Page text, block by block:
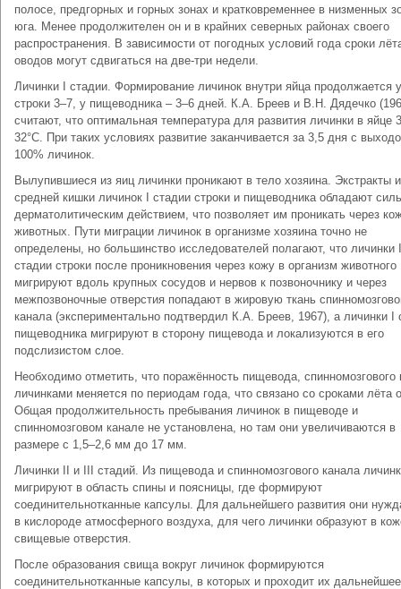
полосе, предгорных и горных зонах и кратковременнее в низменных
юга. Менее продолжителен он и в крайних северных районах своего
распространения. В зависимости от погодных условий года сроки
оводов могут сдвигаться на две-три недели.
Личинки I стадии. Формирование личинок внутри яйца продолжается у
строки 3–7, у пищеводника – 3–6 дней. К.А. Бреев и В.Н. Дядечко
считают, что оптимальная температура для развития личинки в яйце
32°С. При таких условиях развитие заканчивается за 3,5 дня с
100% личинок.
Вылупившиеся из яиц личинки проникают в тело хозяина. Экстракты
средней кишки личинок I стадии строки и пищеводника обладают
дерматолитическим действием, что позволяет им проникать через
животных. Пути миграции личинок в организме хозяина точно не
определены, но большинство исследователей полагают, что личинки I
стадии строки после проникновения через кожу в организм животного
мигрируют вдоль крупных сосудов и нервов к позвоночнику и через
межпозвоночные отверстия попадают в жировую ткань
канала (экспериментально подтвердил К.А. Бреев, 1967), а личинки I
пищеводника мигрируют в сторону пищевода и локализуются в его
подслизистом слое.
Необходимо отметить, что поражённость пищевода, спинномозгового
личинками меняется по периодам года, что связано со сроками лёта
Общая продолжительность пребывания личинок в пищеводе и
спинномозговом канале не установлена, но там они увеличиваются в
размере с 1,5–2,6 мм до 17 мм.
Личинки II и III стадий. Из пищевода и спинномозгового канала
мигрируют в область спины и поясницы, где формируют
соединительнотканные капсулы. Для дальнейшего развития они
в кислороде атмосферного воздуха, для чего личинки образуют в
свищевые отверстия.
После образования свища вокруг личинок формируются
соединительнотканные капсулы, в которых и проходит их дальнейшее